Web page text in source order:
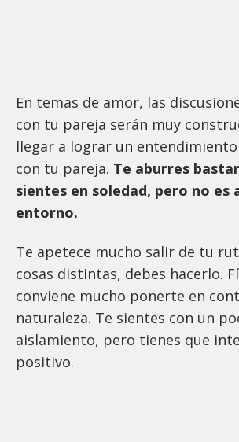
En temas de amor, las
con tu pareja serán muy
llegar a lograr un entendimiento
con tu pareja. Te aburres
sientes en soledad, pero no es
entorno.
Te apetece mucho salir de tu
cosas distintas, debes hacerlo.
conviene mucho ponerte en
naturaleza. Te sientes con un
aislamiento, pero tienes que
positivo.